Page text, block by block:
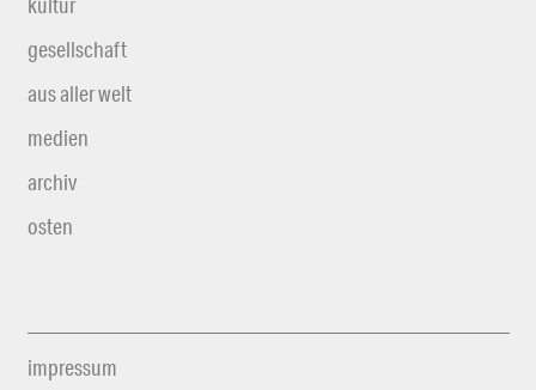
gesellschaft
aus aller welt
medien
archiv
osten
impressum